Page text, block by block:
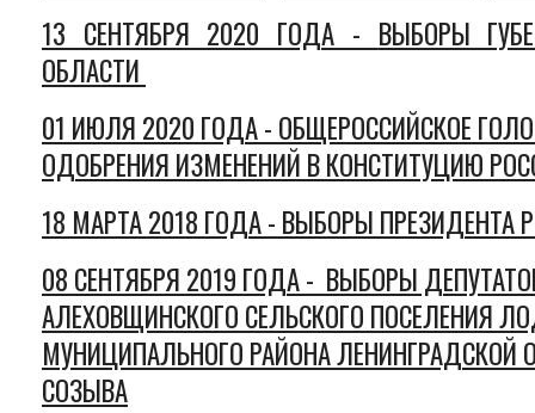
13 СЕНТЯБРЯ 2020 ГОДА - ВЫБОРЫ
ОБЛАСТИ
01 ИЮЛЯ 2020 ГОДА - ОБЩЕРОССИЙСКОЕ
ОДОБРЕНИЯ ИЗМЕНЕНИЙ В КОНСТИТУЦИЮ
18 МАРТА 2018 ГОДА - ВЫБОРЫ ПРЕЗИДЕНТА
08 СЕНТЯБРЯ 2019 ГОДА - ВЫБОРЫ
АЛЕХОВЩИНСКОГО СЕЛЬСКОГО ПОСЕЛЕНИЯ
МУНИЦИПАЛЬНОГО РАЙОНА ЛЕНИНГРАДСКОЙ
СОЗЫВА